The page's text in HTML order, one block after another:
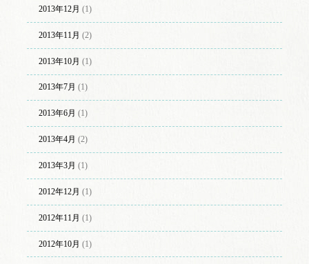
2013年12月 (1)
2013年11月 (2)
2013年10月 (1)
2013年7月 (1)
2013年6月 (1)
2013年4月 (2)
2013年3月 (1)
2012年12月 (1)
2012年11月 (1)
2012年10月 (1)